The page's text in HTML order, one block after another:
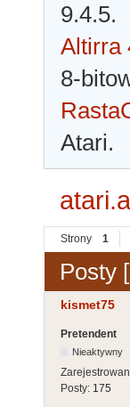
9.4.5.
Altirra
8-
Atari.
Strony 1
Posty
kismet75
Pretendent
Nieaktywny
Posty: 175